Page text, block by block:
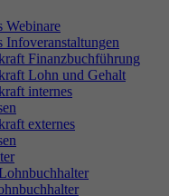
Webinare
Infoveranstaltungen
Finanzbuchführung
Lohn und Gehalt
internes
externes